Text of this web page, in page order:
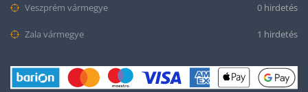
Veszprém vármegye 0 hirdetés
Zala vármegye 1 hirdetés